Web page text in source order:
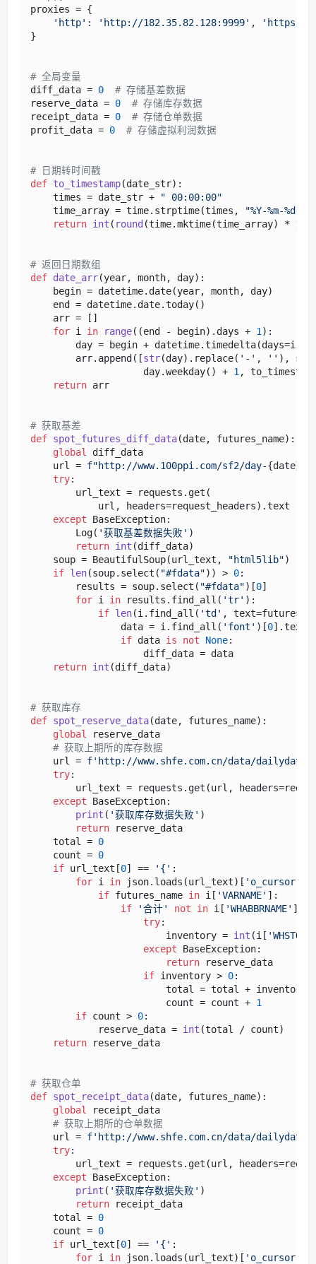
proxies = {
'http' : 'http://182.35.82.128:9999' , 'https'
}
# 全局变量
diff_data = 0
# 存储基差数据
reserve_data = 0
# 存储库存数据
receipt_data = 0
# 存储仓单数据
profit_data = 0 # 存储虚拟利润数据
# 日期转时间戳
def to_timestamp(date_str):
    times = date_str +
" 00:00:00"
    time_array = time.strptime(times,
"%Y-%m-%d
return int ( round (time.mktime(time_array) *
# 返回日期数组
def date_arr(year, month, day):
    begin = datetime.date(year, month, day)
    end = datetime.date.today()
    arr = []
for i in range((end - begin).days + 1 ):
        day = begin + datetime.timedelta(days=i)
        arr.append([
str(day).replace( '-' , '' ), str
                    day.weekday() +
1 ,
return arr
# 获取基差
def spot_futures_diff_data(date, futures_name):
global
diff_data
    url =
f"http://www.100ppi.com/sf2/day-{date}
try:
        url_text = requests.get(
            url, headers=request_headers).text
except BaseException:
        Log(
'获取基差数据失败' )
return int (diff_data)
    soup = BeautifulSoup(url_text,
"html5lib")
if len(soup.select( "#fdata")) > 0:
        results = soup.select(
"#fdata")[0]
for i in results.find_all( 'tr' ):
if len(i.find_all( 'td' ,
                data = i.find_all(
'font' )[0].text
if data is not None:
                    diff_data = data
return int (diff_data)
# 获取库存
def spot_reserve_data(date, futures_name):
global
reserve_data
# 获取上期所的库存数据
    url =
f'http://www.shfe.com.cn/data/dailydata/
try:
url_text = requests.get(url,
except BaseException:
print ( '获取库存数据失败' )
return reserve_data
    total =
0
    count =
0
if url_text[0] == '{' :
for i in json.loads(url_text)[ 'o_cursor'
if futures_name in i[ 'VARNAME' ]:
if
'合计' not in i[ 'WHABBRNAME' ]
try:
                        inventory =
int (i[
except BaseException:
return reserve_data
if inventory > 0:
                        total = total + inventory
                        count = count +
1
if count > 0:
            reserve_data =
int (total / count)
return reserve_data
# 获取仓单
def spot_receipt_data(date, futures_name):
global
receipt_data
# 获取上期所的仓单数据
    url =
f'http://www.shfe.com.cn/data/dailydata/
try:
url_text = requests.get(url,
except BaseException:
print ( '获取库存数据失败' )
return receipt_data
    total =
0
    count =
0
if url_text[0] == '{' :
for i in json.loads(url_text)[ 'o_cursor'